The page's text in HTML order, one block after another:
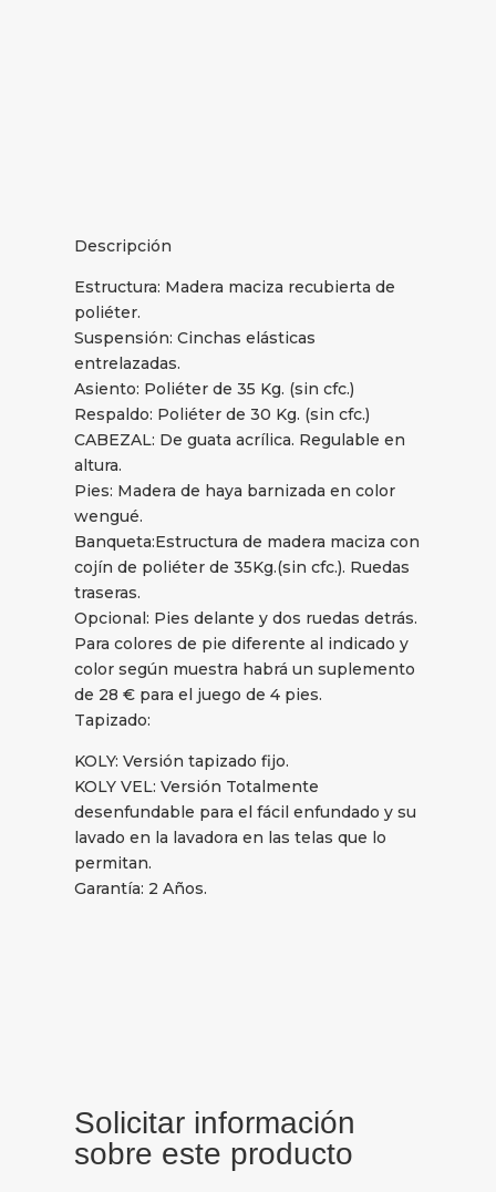
Descripción
Estructura: Madera maciza recubierta de
poliéter.
Suspensión: Cinchas elásticas
entrelazadas.
Asiento: Poliéter de 35 Kg. (sin cfc.)
Respaldo: Poliéter de 30 Kg. (sin cfc.)
CABEZAL: De guata acrílica. Regulable en
altura.
Pies: Madera de haya barnizada en color
wengué.
Banqueta:Estructura de madera maciza con
cojín de poliéter de 35Kg.(sin cfc.). Ruedas
traseras.
Opcional: Pies delante y dos ruedas detrás.
Para colores de pie diferente al indicado y
color según muestra habrá un suplemento
de 28 € para el juego de 4 pies.
Tapizado:
KOLY: Versión tapizado fijo.
KOLY VEL: Versión Totalmente
desenfundable para el fácil enfundado y su
lavado en la lavadora en las telas que lo
permitan.
Garantía: 2 Años.
Solicitar información
sobre este producto